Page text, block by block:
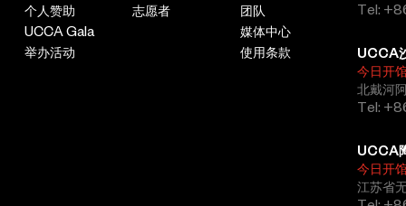
个人赞助
UCCA Gala
举办活动
志愿者
团队
媒体中心
使用条款
Tel:
UCCA
今日开
北戴河
Tel:
UCCA
今日开
江苏省